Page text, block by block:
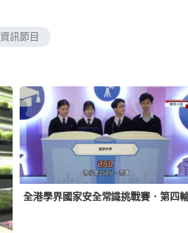
資訊節目
全港學界國家安全常識挑戰賽．第四